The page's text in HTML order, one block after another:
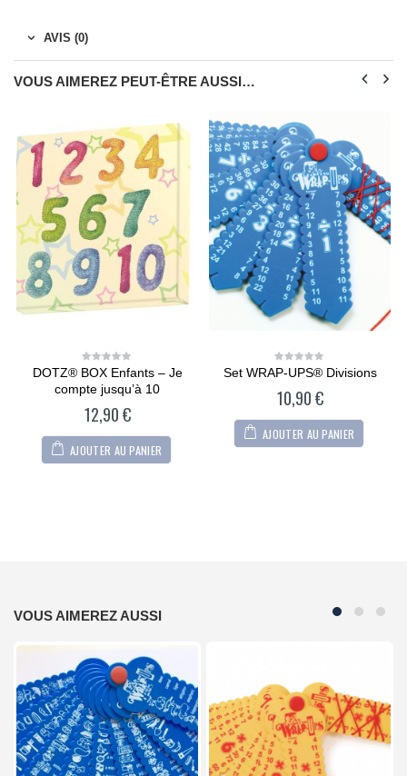
AVIS (0)
VOUS AIMEREZ PEUT-ÊTRE AUSSI…
0
of
DOTZ® BOX Enfants – Je
compte jusqu’à 10
12,90€
AJOUTER AU PANIER
0
of
Set WRAP-UPS® Divisions
10,90€
AJOUTER AU PANIER
VOUS AIMEREZ AUSSI